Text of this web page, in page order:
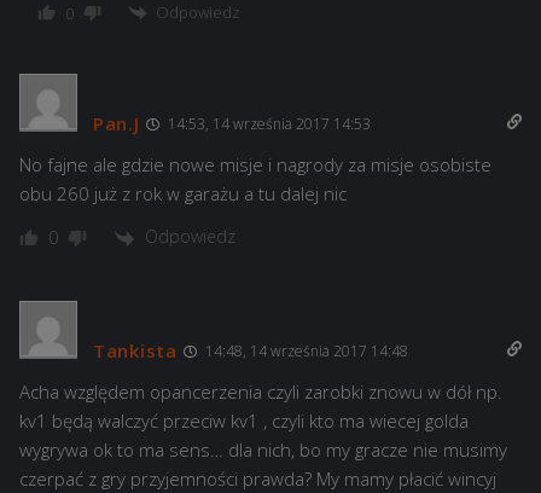
0 Odpowiedz
Pan.J 14:53, 14 września 2017 14:53
No fajne ale gdzie nowe misje i nagrody za misje osobiste
obu 260 już z rok w garażu a tu dalej nic
0 Odpowiedz
Tankista 14:48, 14 września 2017 14:48
Acha względem opancerzenia czyli zarobki znowu w dół np.
kv1 będą walczyć przeciw kv1 , czyli kto ma wiecej golda
wygrywa ok to ma sens… dla nich, bo my gracze nie musimy
czerpać z gry przyjemności prawda? My mamy płacić wincyj